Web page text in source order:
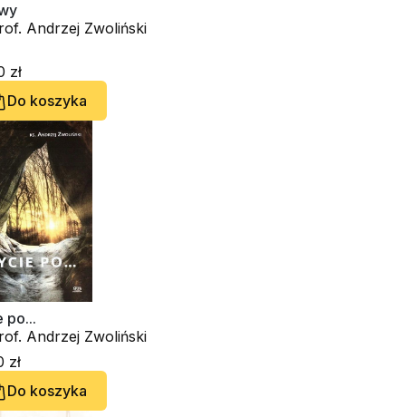
Andrzej Zwoliński
zł
Do koszyka
po...
Andrzej Zwoliński
zł
Do koszyka